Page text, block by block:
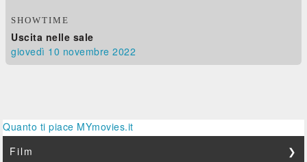
SHOWTIME
Uscita nelle sale
giovedì 10 novembre 2022
Quanto ti piace MYmovies.it
Film
❯